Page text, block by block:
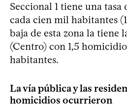
Seccional 1 tiene una
cada cien mil habitantes
baja de esta zona la tiene
(Centro) con 1,5
habitantes.
La vía pública y las
homicidios ocurrieron